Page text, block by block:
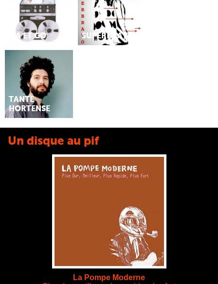
MA ET GO SUPERBRAVO
TANTE
HORTENSE
Un disque au pif
La Pompe Moderne